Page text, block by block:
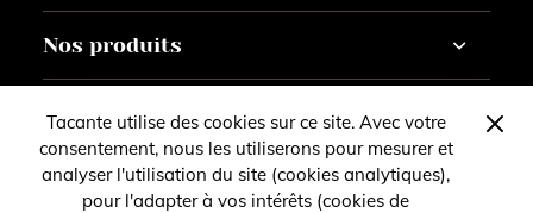
Tacante utilise des cookies sur ce site. Avec votre
consentement, nous les utiliserons pour mesurer et
analyser l'utilisation du site (cookies analytiques),
pour l'adapter à vos intérêts (cookies de
Nos produits
Cheval
Cavalier
Courses
Personnaliser
À propos
La marque
Nos revendeurs
Contact